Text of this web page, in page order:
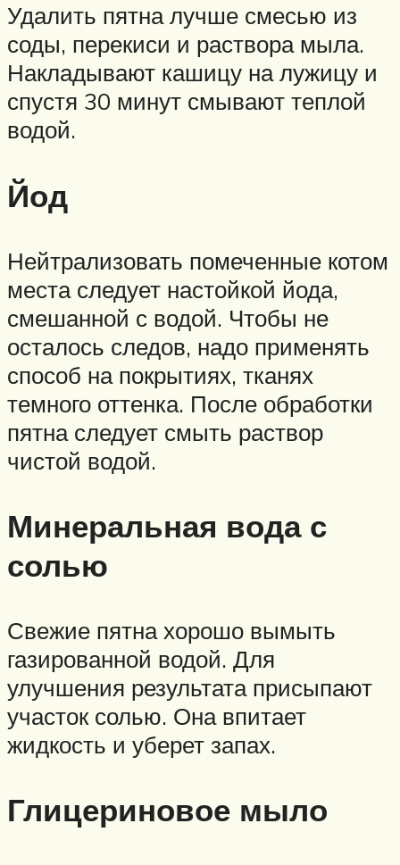
Удалить пятна лучше смесью из
соды, перекиси и раствора мыла.
Накладывают кашицу на лужицу и
спустя 30 минут смывают теплой
водой.
Йод
Нейтрализовать помеченные котом
места следует настойкой йода,
смешанной с водой. Чтобы не
осталось следов, надо применять
способ на покрытиях, тканях
темного оттенка. После обработки
пятна следует смыть раствор
чистой водой.
Минеральная вода с
солью
Свежие пятна хорошо вымыть
газированной водой. Для
улучшения результата присыпают
участок солью. Она впитает
жидкость и уберет запах.
Глицериновое мыло